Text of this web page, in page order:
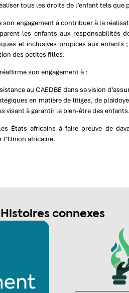
tous les droits de l’enfant tels que
son engagement à contribuer à la
les enfants aux responsabilités
et inclusives propices aux
des petites filles.
son engagement à :
au CAEDBE dans sa vision
en matière de litiges, de
visant à garantir le bien-être des enfants.
États africains à faire preuve de
l’Union africaine.
Histoires connexes